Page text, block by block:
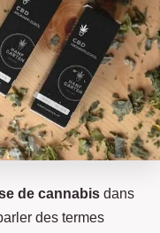
de cannabis dans
des termes